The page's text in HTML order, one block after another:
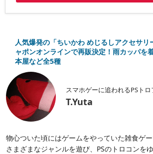
人気爆発の「ちいかわ めじるしアクセサリ
ャポンオンラインで再販決定！雨カッパを
本屋など全5種
スマホゲーに追われるPSト
T.Yuta
物心ついた頃にはゲームをやっていた雑食ゲ
さまざまなジャンルを遊び、PSのトロコンを